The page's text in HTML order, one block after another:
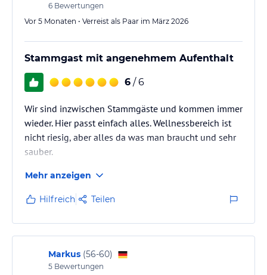
6 Bewertungen
Vor 5 Monaten • Verreist als Paar im März 2026
Stammgast mit angenehmem Aufenthalt
6 / 6
Wir sind inzwischen Stammgäste und kommen immer
wieder. Hier passt einfach alles. Wellnessbereich ist
nicht riesig, aber alles da was man braucht und sehr
sauber.
Mehr anzeigen
Hilfreich Teilen
Markus (56-60)
5 Bewertungen